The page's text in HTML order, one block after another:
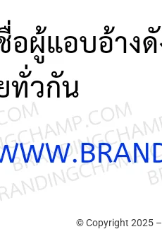
© Copyright 2025 –